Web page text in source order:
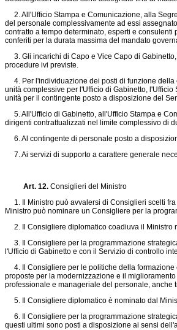
2. All'Ufficio Stampa e Comunicazione, alla
del personale complessivamente ad essi
contratto a tempo determinato, esperti e
conferiti per la durata massima del mandato
3. Gli incarichi di Capo e Vice Capo di
procedure ivi previste.
4. Per l'individuazione dei posti di funzione della
unità complessive per l'Ufficio di Gabinetto,
unità per il contingente posto a disposizione del
5. All'Ufficio di Gabinetto, all'Ufficio Stampa e
dirigenti contrattualizzati nel limite complessivo di
6. Al contingente di personale posto a
7. Ai servizi di supporto a carattere generale
Art. 12. Consiglieri del Ministro
1. Il Ministro può avvalersi di Consiglieri scelti fra
Ministro può nominare un Consigliere per la
2. Il Consigliere diplomatico coadiuva il Ministro
3. Il Consigliere per la programmazione
l'Ufficio di Gabinetto e con il Servizio di controllo
4. Il Consigliere per le politiche della formazione
proposte per la modernizzazione e il
professionale e manageriale del personale, anche
5. Il Consigliere diplomatico è nominato dal
6. Il Consigliere per la programmazione
questi ultimi sono posti a disposizione ai sensi